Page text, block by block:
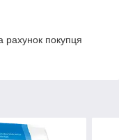
рахунок покупця